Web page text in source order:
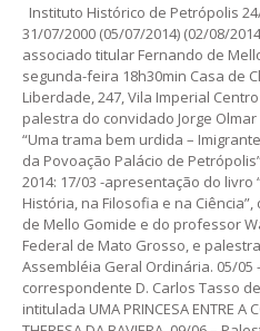
Instituto Histórico de Petrópolis
31/07/2000 (05/07/2014) (02/08/
associado titular Fernando de
segunda-feira 18h30min Casa de
Liberdade, 247, Vila Imperial
palestra do convidado Jorge
“Uma trama bem urdida –
da Povoação Palácio de
2014: 17/03 -apresentação do
História, na Filosofia e na
de Mello Gomide e do professor
Federal de Mato Grosso, e
Assembléia Geral Ordinária. 05/
correspondente D. Carlos Tasso
intitulada UMA PRINCESA ENTRE A